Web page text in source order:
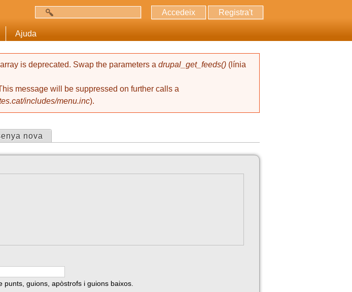
Accedeix Registra't
Ajuda
is deprecated. Swap the parameters a drupal_get_feeds() (línia
message will be suppressed on further calls a
includes/menu.inc).
nova
guions, apòstrofs i guions baixos.